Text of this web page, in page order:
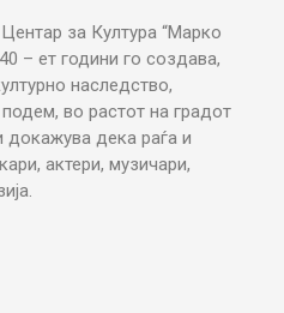
за Култура “Марко
– ет години го создава,
наследство,
во растот на градот
докажува дека раѓа и
актери, музичари,